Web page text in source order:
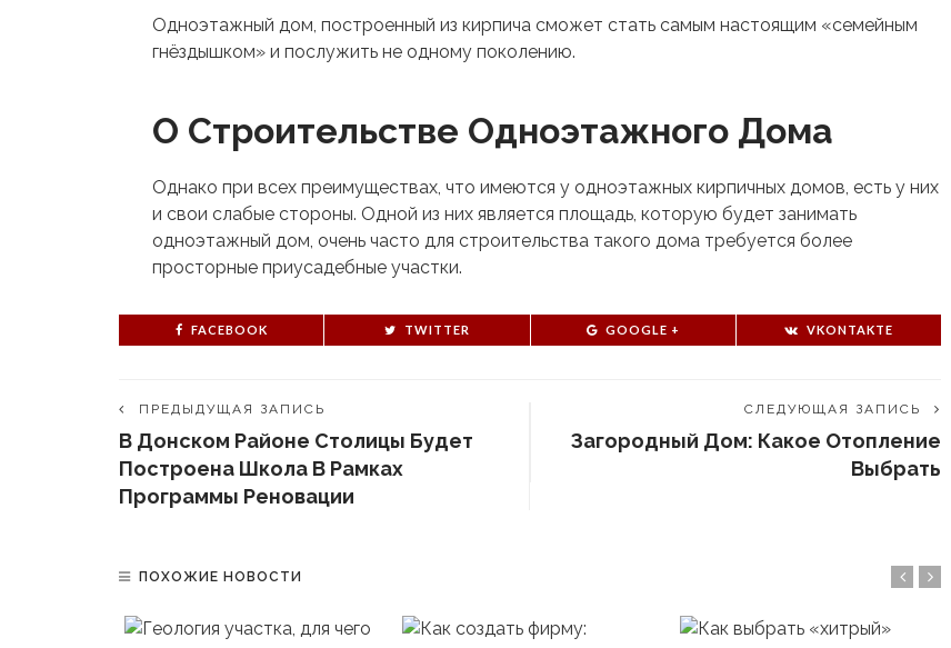
Одноэтажный дом, построенный из кирпича сможет стать самым настоящим «семейным
гнёздышком» и послужить не одному поколению.
О Строительстве Одноэтажного Дома
Однако при всех преимуществах, что имеются у одноэтажных кирпичных домов, есть у них
и свои слабые стороны. Одной из них является площадь, которую будет занимать
одноэтажный дом, очень часто для строительства такого дома требуется более
просторные приусадебные участки.
FACEBOOK TWITTER GOOGLE + VKONTAKTE
ПРЕДЫДУЩАЯ ЗАПИСЬ
В Донском Районе Столицы Будет
Построена Школа В Рамках
Программы Реновации
СЛЕДУЮЩАЯ ЗАПИСЬ
Загородный Дом: Какое Отопление
Выбрать
ПОХОЖИЕ НОВОСТИ